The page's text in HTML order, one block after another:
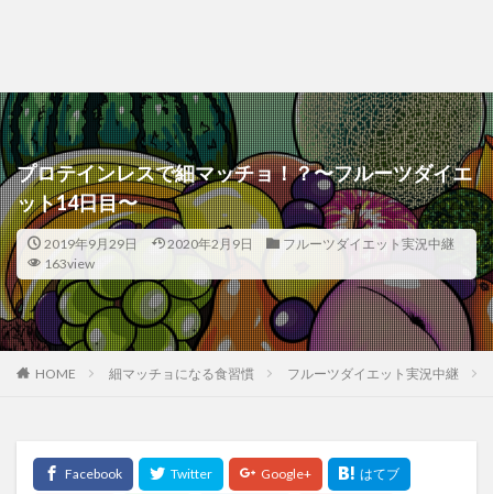
プロテインレスで細マッチョ！？〜フルーツダイエ
ット14日目〜
2019年9月29日 2020年2月9日
フルーツダイエット実況中継
163view
HOME 細マッチョになる食習慣 フルーツダイエット実況中継